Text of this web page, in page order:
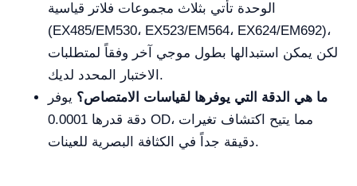
الوحدة تأتي بثلاث مجموعات فلاتر قياسية
(EX485/EM530، EX523/EM564، EX624/EM692)،
لكن يمكن استبدالها بطول موجي آخر وفقاً لمتطلبات
الاختبار المحدد لديك.
ما هي الدقة التي يوفرها لقياسات الامتصاص؟ يوفر
دقة قدرها 0.0001 OD، مما يتيح اكتشاف تغيرات
دقيقة جداً في الكثافة البصرية للعينات.